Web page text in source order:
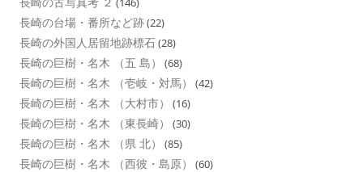
長崎の台場・番所など跡(22)
長崎の外国人居留地跡標石(28)
長崎の巨樹・名木 （五 島） (68)
長崎の巨樹・名木 （壱岐・対馬） (42)
長崎の巨樹・名木 （大村市） (16)
長崎の巨樹・名木 （東長崎） (30)
長崎の巨樹・名木 （県 北） (85)
長崎の巨樹・名木 （西彼・島原） (60)